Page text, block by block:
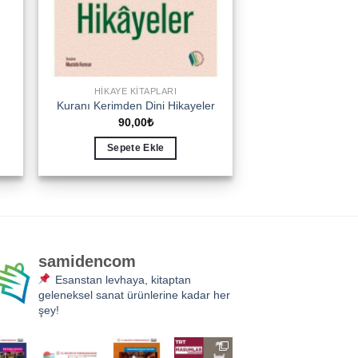
HIKAYE KITAPLARI
Kuranı Kerimden Dini Hikayeler
90,00₺
Sepete Ekle
samidencom
Esanstan levhaya, kitaptan
geleneksel sanat ürünlerine kadar her
şey!